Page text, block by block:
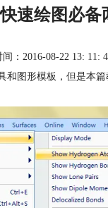
速绘图必备
：2016-08-22 13: 11:
和图形模板，但是本